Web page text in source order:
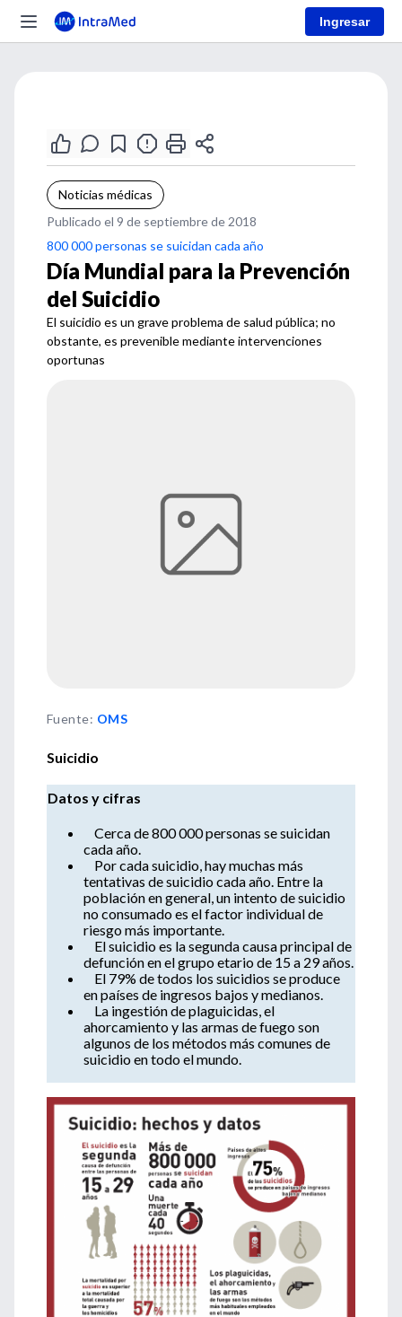
Ingresar
Noticias médicas
Publicado el 9 de septiembre de 2018
800 000 personas se suicidan cada año
Día Mundial para la Prevención
del Suicidio
El suicidio es un grave problema de salud pública; no
obstante, es prevenible mediante intervenciones
oportunas
Fuente: OMS
Suicidio
Datos y cifras
Cerca de 800 000 personas se suicidan
cada año.
Por cada suicidio, hay muchas más
tentativas de suicidio cada año. Entre la
población en general, un intento de suicidio
no consumado es el factor individual de
riesgo más importante.
El suicidio es la segunda causa principal de
defunción en el grupo etario de 15 a 29 años.
El 79% de todos los suicidios se produce
en países de ingresos bajos y medianos.
La ingestión de plaguicidas, el
ahorcamiento y las armas de fuego son
algunos de los métodos más comunes de
suicidio en todo el mundo.